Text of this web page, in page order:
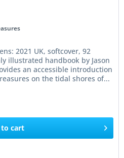
2021 UK, softcover, 92
illustrated handbook by Jason
an accessible introduction
on the tidal shores of...
cart